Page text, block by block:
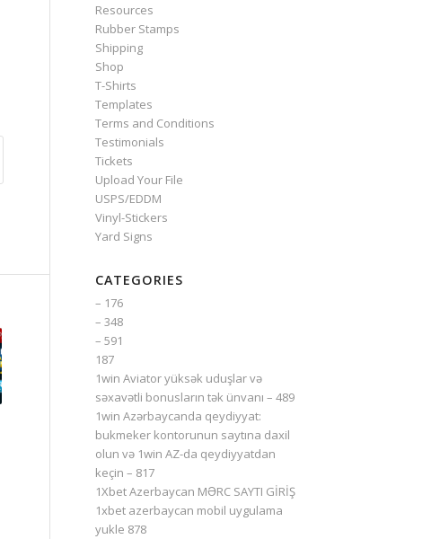
Resources
Rubber Stamps
Shipping
Shop
T-Shirts
Templates
Terms and Conditions
Testimonials
Tickets
Upload Your File
USPS/EDDM
Vinyl-Stickers
Yard Signs
CATEGORIES
– 176
– 348
– 591
187
1win Aviator yüksək uduşlar və
səxavətli bonusların tək ünvanı – 489
1win Azərbaycanda qeydiyyat:
bukmeker kontorunun saytına daxil
olun və 1win AZ-da qeydiyyatdan
keçin – 817
1Xbet Azerbaycan MƏRC SAYTI GİRİŞ
1xbet azerbaycan mobil uygulama
yukle 878